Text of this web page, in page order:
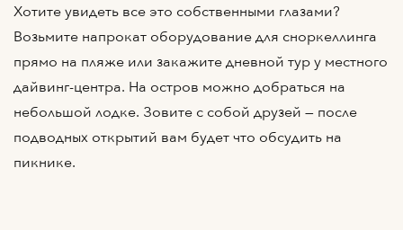
Хотите увидеть все это собственными глазами?
Возьмите напрокат оборудование для сноркеллинга
прямо на пляже или закажите дневной тур у местного
дайвинг-центра. На остров можно добраться на
небольшой лодке. Зовите с собой друзей — после
подводных открытий вам будет что обсудить на
пикнике.